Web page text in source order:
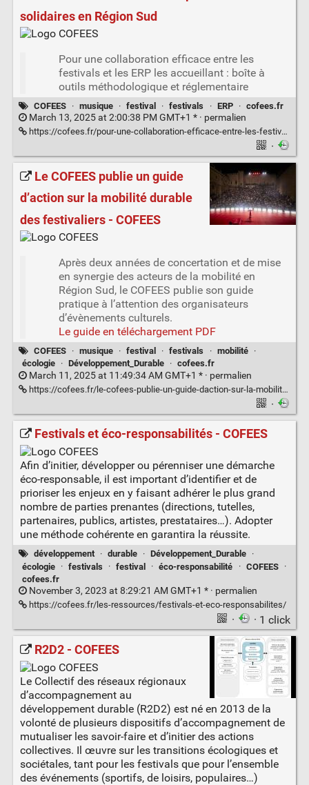
solidaires en Région Sud
Pour une collaboration efficace entre les
festivals et les ERP les accueillant : boîte à
outils méthodologique et réglementaire
COFEES · musique · festival · festivals · ERP · cofees.fr
March 13, 2025 at 2:00:38 PM GMT+1 * · permalien
https://cofees.fr/pour-une-collaboration-efficace-entre-les-festivals-et-les-erp-les-accueillant-boite-a-outils-methodologique-et-reglementaire/
·
Le COFEES publie un guide
d’action sur la mobilité durable
des festivaliers - COFEES
Après deux années de concertation et de mise
en synergie des acteurs de la mobilité en
Région Sud, le COFEES publie son guide
pratique à l’attention des organisateurs
d’évènements culturels.
Le guide en téléchargement PDF
COFEES · musique · festival · festivals · mobilité
·
écologie
· Développement_Durable · cofees.fr
March 11, 2025 at 11:49:34 AM GMT+1 * · permalien
https://cofees.fr/le-cofees-publie-un-guide-daction-sur-la-mobilite-durable-des-festivaliers/
·
Festivals et éco-responsabilités - COFEES
Afin d’initier, développer ou pérenniser une démarche
éco-responsable, il est important d’identifier et de
prioriser les enjeux en y faisant adhérer le plus grand
nombre de parties prenantes (directions, tutelles,
partenaires, publics, artistes, prestataires…). Adopter
une méthode cohérente en garantira la réussite.
développement · durable · Développement_Durable ·
écologie
· festivals · festival · éco-responsabilité · COFEES
·
cofees.fr
November 3, 2023 at 8:29:21 AM GMT+1 * · permalien
https://cofees.fr/les-ressources/festivals-et-eco-responsabilites/
· · 1 click
R2D2 - COFEES
Le Collectif des réseaux régionaux
d’accompagnement au
développement durable (R2D2) est né en 2013 de la
volonté de plusieurs dispositifs d’accompagnement de
mutualiser les savoir-faire et d’initier des actions
collectives. Il œuvre sur les transitions écologiques et
sociétales, tant pour les festivals que pour l’ensemble
des événements (sportifs, de loisirs, populaires…)